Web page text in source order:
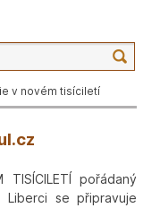
v novém tisíciletí
TISÍCILETÍ pořádaný
se připravuje